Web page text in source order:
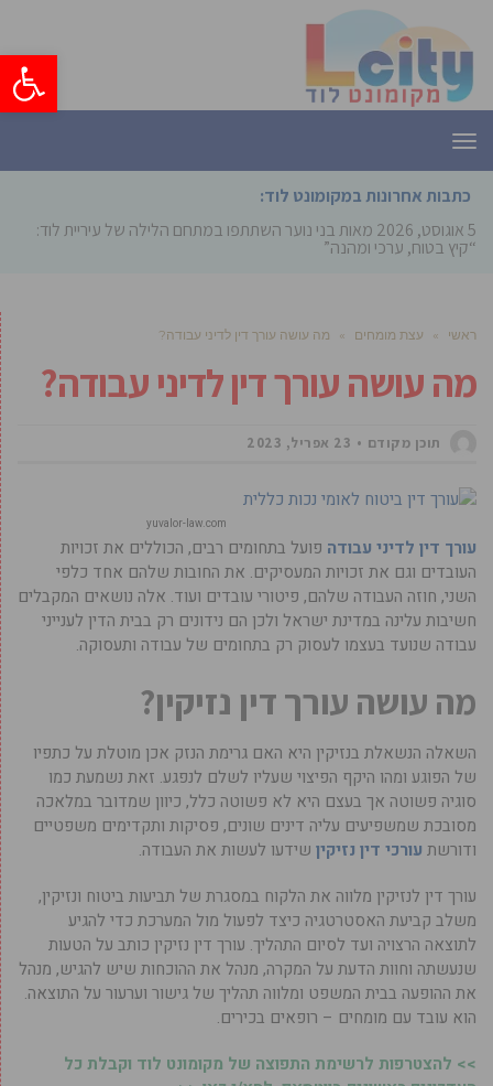
פתח
תפריט
כתבות אחרונות במקומונט לוד:
5 אוגוסט, 2026
מאות בני נוער השתתפו במתחם הלילה של עיריית לוד:
“קיץ בטוח, ערכי ומהנה”
ראשי » עצת מומחים » מה עושה עורך דין לדיני עבודה?
מה עושה עורך דין לדיני עבודה?
תוכן מקודם 23 אפריל, 2023
yuvalor-law.com
עורך דין לדיני עבודה פועל בתחומים רבים, הכוללים את זכויות
העובדים וגם את זכויות המעסיקים. את החובות שלהם אחד כלפי
השני, חוזה העבודה שלהם, פיטורי עובדים ועוד. אלה נושאים המקבלים
חשיבות עלינה במדינת ישראל ולכן הם נידונים רק בבית הדין לענייני
עבודה שנועד בעצמו לעסוק רק בתחומים של עבודה ותעסוקה.
מה עושה עורך דין נזיקין?
השאלה הנשאלת בנזיקין היא האם גרימת הנזק אכן מוטלת על כתפיו
של הפוגע ומהו היקף הפיצוי שעליו לשלם לנפגע. זאת נשמעת כמו
סוגיה פשוטה אך בעצם היא לא פשוטה כלל, כיוון שמדובר במלאכה
מסובכת שמשפיעים עליה דינים שונים, פסיקות ותקדימים משפטיים
ודורשת עורכי דין נזיקין שידעו לעשות את העבודה.
עורך דין לנזיקין מלווה את הלקוח במסגרת של תביעות ביטוח ונזיקין,
משלב קביעת האסטרטגיה כיצד לפעול מול המערכת כדי להגיע
לתוצאה הרצויה ועד לסיום התהליך. עורך דין נזיקין כותב על הטעות
שנעשתה וחוות הדעת על המקרה, מנהל את ההוכחות שיש להגיש, מנהל
את ההופעה בבית המשפט ומלווה תהליך של גישור וערעור על התוצאה.
הוא עובד עם מומחים – רופאים בכירים.
>> להצטרפות לרשימת התפוצה של מקומונט לוד וקבלת כל